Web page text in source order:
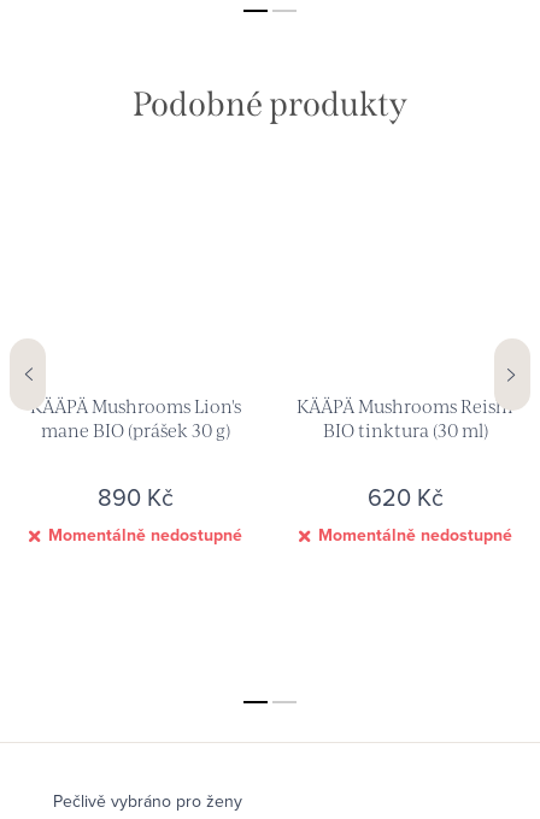
KÄÄPÄ Mushrooms Lion's
mane BIO (prášek 30 g)
890 Kč
Momentálně nedostupné
KÄÄPÄ Mushrooms Reishi
BIO tinktura (30 ml)
620 Kč
Momentálně nedostupné
Pečlivě vybráno pro ženy